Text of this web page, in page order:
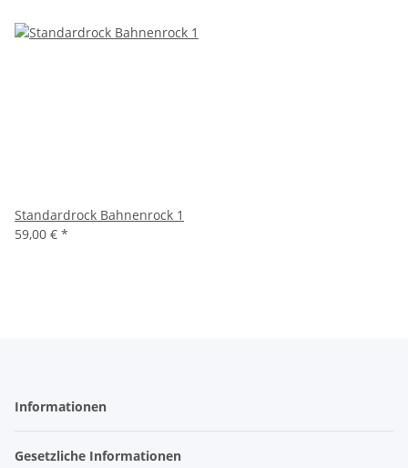
Standardrock Bahnenrock 1
59,00 € *
Informationen
Gesetzliche Informationen